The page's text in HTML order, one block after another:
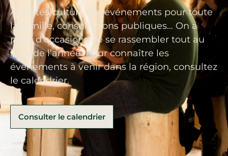
Activités culturelles, événements pour toute
la famille, consultations publiques… On a
plein d’occasions de se rassembler tout au
long de l’année. Pour connaître les
événements à venir dans la région, consultez
le calendrier.
Consulter le calendrier